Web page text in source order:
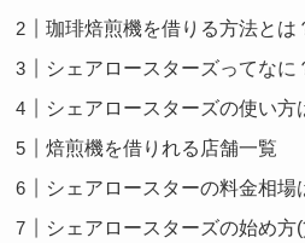
珈琲焙煎機を借りる方法とは
シェアロースターズってなに
シェアロースターズの使い方
焙煎機を借りれる店舗一覧
シェアロースターの料金相場
シェアロースターズの始め方(